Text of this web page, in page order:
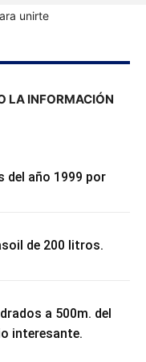
unirte
LA INFORMACIÓN
del año 1999 por
de 200 litros.
a 500m. del
interesante.